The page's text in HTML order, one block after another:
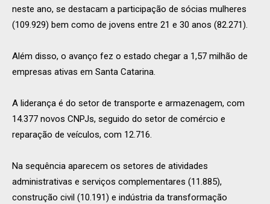
neste ano, se destacam a participação de sócias mulheres
(109.929) bem como de jovens entre 21 e 30 anos (82.271).
Além disso, o avanço fez o estado chegar a 1,57 milhão de
empresas ativas em Santa Catarina.
A liderança é do setor de transporte e armazenagem, com
14.377 novos CNPJs, seguido do setor de comércio e
reparação de veículos, com 12.716.
Na sequência aparecem os setores de atividades
administrativas e serviços complementares (11.885),
construção civil (10.191) e indústria da transformação